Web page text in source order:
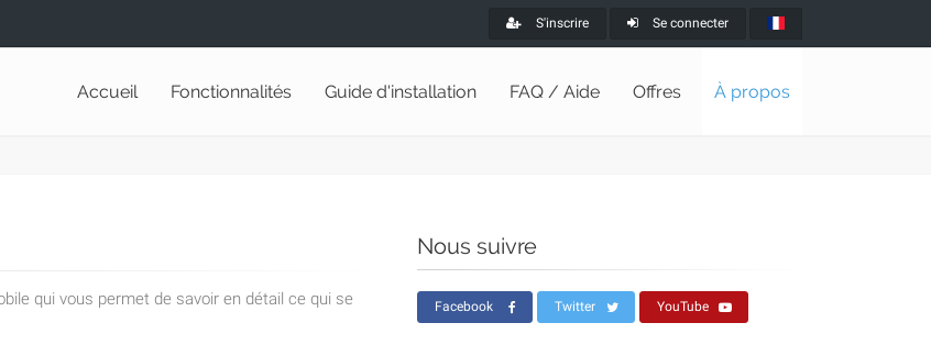
S'inscrire Se connecter
Accueil Fonctionnalités Guide d'installation FAQ / Aide Offres À propos
qui vous permet de savoir en détail ce qui se
Nous suivre
Facebook Twitter YouTube